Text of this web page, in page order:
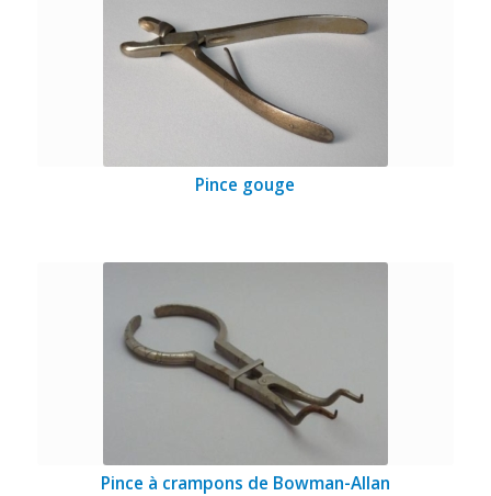
Pince gouge
Pince à crampons de Bowman-Allan